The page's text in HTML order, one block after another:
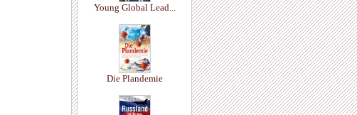
Young Global Lead...
Die Plandemie